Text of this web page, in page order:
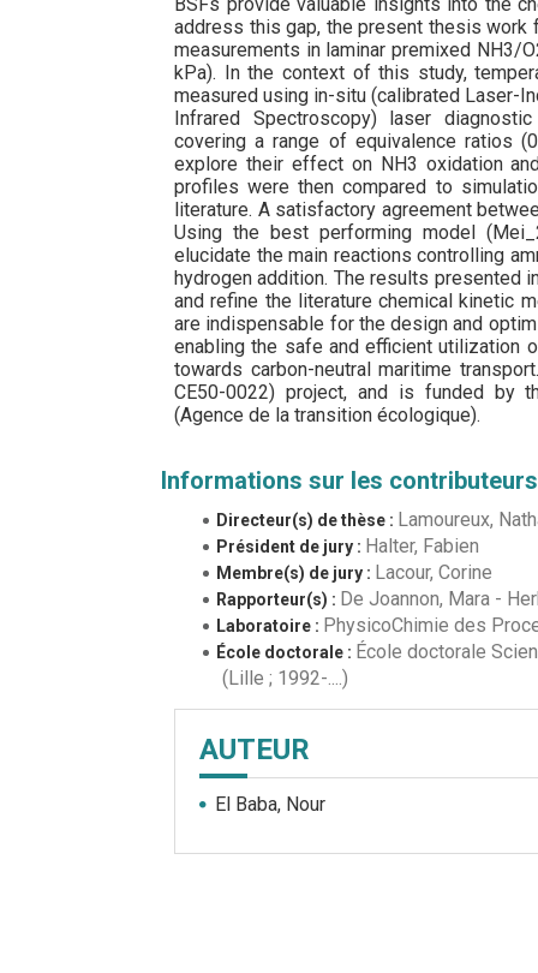
address this gap, the present thesis
measurements in laminar premixed
kPa). In the context of this study,
measured using in-situ (calibrated Laser-
Infrared Spectroscopy) laser
covering a range of equivalence ratios
explore their effect on NH3 oxidation
profiles were then compared to
literature. A satisfactory agreement
Using the best performing model
elucidate the main reactions controlling
hydrogen addition. The results presented
and refine the literature chemical kinetic
are indispensable for the design and
enabling the safe and efficient utilization
towards carbon-neutral maritime
CE50-0022) project, and is funded by
(Agence de la transition écologique).
Informations sur les contributeurs
Directeur(s) de thèse : Lamoureux,
Président de jury : Halter, Fabien
Membre(s) de jury : Lacour, Corine
Rapporteur(s) : De Joannon, Mara -
Laboratoire : PhysicoChimie des
École doctorale : École doctorale
(Lille ; 1992-....)
AUTEUR
El Baba, Nour